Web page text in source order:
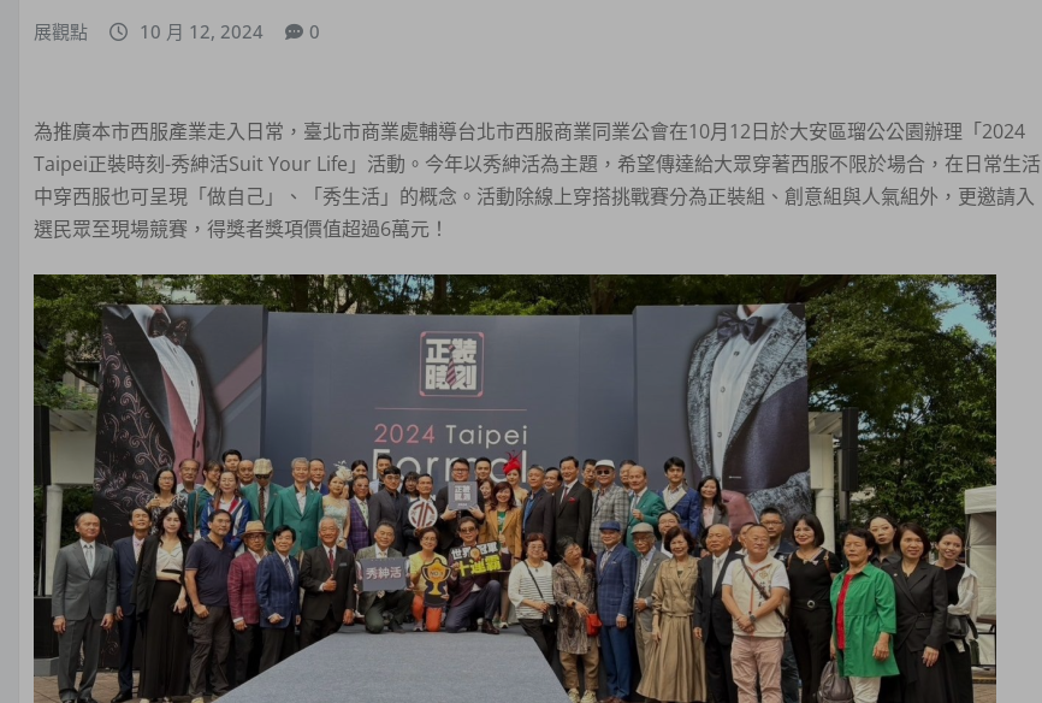
展觀點 10 月 12, 2024 0
為推廣本市西服產業走入日常，臺北市商業處輔導台北市西服商業同業公會在10月12日於大安區瑠公公園辦理「2024
Taipei正裝時刻-秀紳活Suit Your Life」活動。今年以秀紳活為主題，希望傳達給大眾穿著西服不限於場合，在日常生活
中穿西服也可呈現「做自己」、「秀生活」的概念。活動除線上穿搭挑戰賽分為正裝組、創意組與人氣組外，更邀請入
選民眾至現場競賽，得獎者獎項價值超過6萬元！